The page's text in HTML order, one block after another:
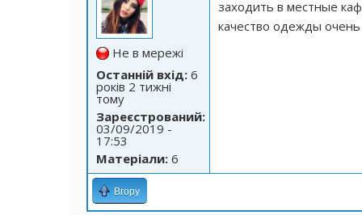
Не в мережі
Останній вхід: 6
років 2 тижні
тому
Зареєстрований:
03/09/2019 -
17:53
Матеріали: 6
заходить в местные
качество одежды
Вгору